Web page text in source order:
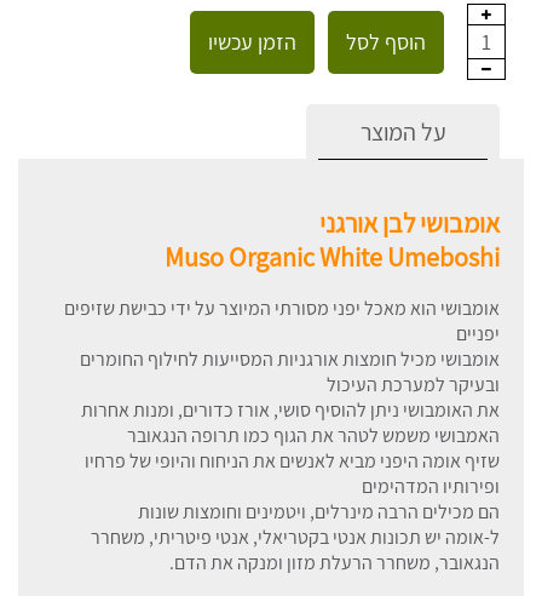
1 הוסף לסל הזמן עכשיו
על המוצר
אומבושי לבן אורגני
Muso Organic White Umeboshi
אומבושי הוא מאכל יפני מסורתי המיוצר על ידי כבישת שזיפים
יפניים
אומבושי מכיל חומצות אורגניות המסייעות לחילוף החומרים
ובעיקר למערכת העיכול
את האומבושי ניתן להוסיף סושי, אורז כדורים, ומנות אחרות
האמבושי משמש לטהר את הגוף כמו תרופה הנגאובר
שזיף אומה היפני מביא לאנשים את הניחוח והיופי של פרחיו
ופירותיו המדהימים
הם מכילים הרבה מינרלים, ויטמינים וחומצות שונות
ל-אומה יש תכונות אנטי בקטריאלי, אנטי פיטריתי, משחרר
הנגאובר, משחרר הרעלת מזון ומנקה את הדם.